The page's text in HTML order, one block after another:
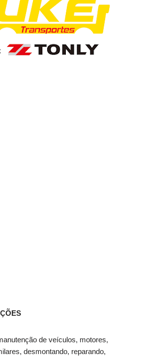
de veículos, motores,
desmontando, reparando,